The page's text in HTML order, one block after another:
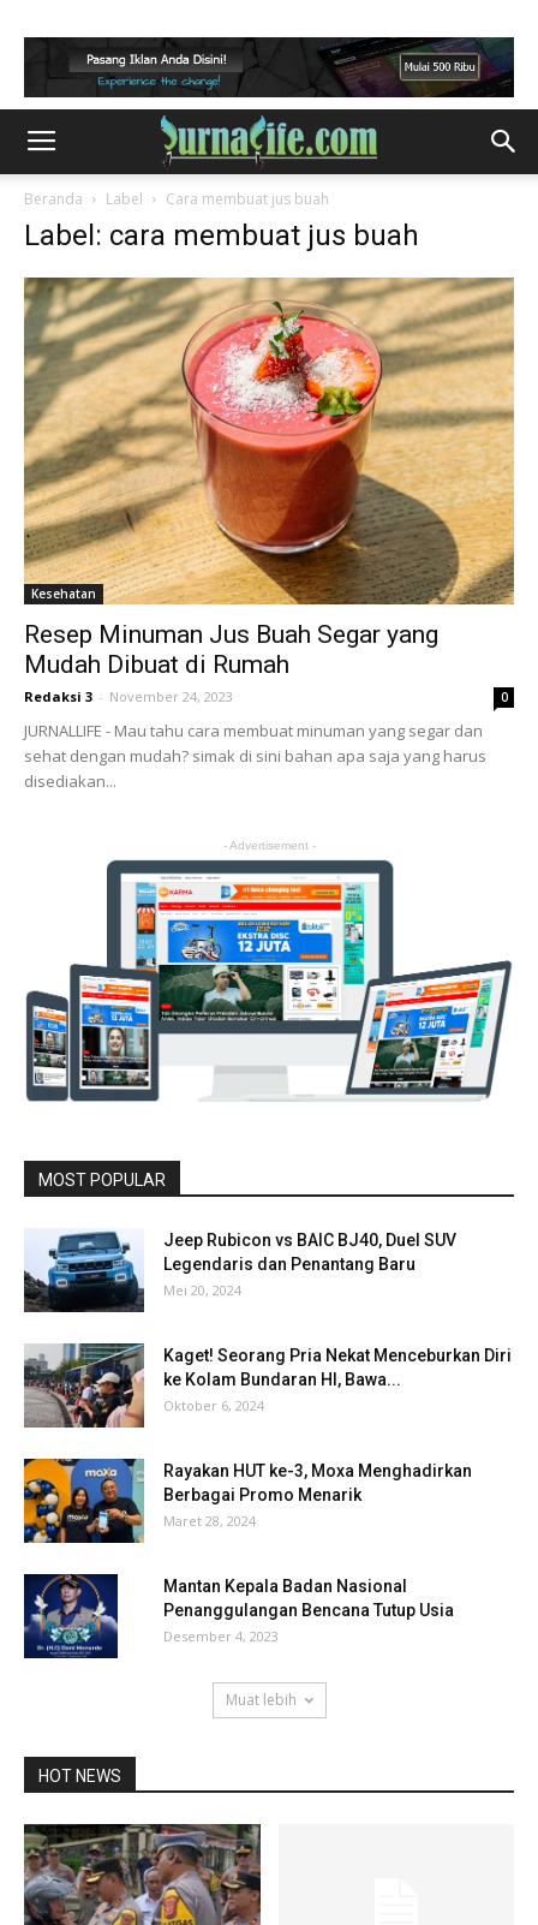
Beranda Label Cara membuat jus buah
Label: cara membuat jus buah
Kesehatan
Resep Minuman Jus Buah Segar yang
Mudah Dibuat di Rumah
Redaksi 3 - November 24, 2023 0
JURNALLIFE - Mau tahu cara membuat minuman yang segar dan
sehat dengan mudah? simak di sini bahan apa saja yang harus
disediakan...
- Advertisement -
MOST POPULAR
Jeep Rubicon vs BAIC BJ40, Duel SUV
Legendaris dan Penantang Baru
Mei 20, 2024
Kaget! Seorang Pria Nekat Menceburkan Diri
ke Kolam Bundaran HI, Bawa...
Oktober 6, 2024
Rayakan HUT ke-3, Moxa Menghadirkan
Berbagai Promo Menarik
Maret 28, 2024
Mantan Kepala Badan Nasional
Penanggulangan Bencana Tutup Usia
Desember 4, 2023
Muat lebih
HOT NEWS